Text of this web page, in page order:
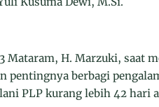
Mataram, H. Marzuki, saat
pentingnya berbagi
PLP kurang lebih 42 hari